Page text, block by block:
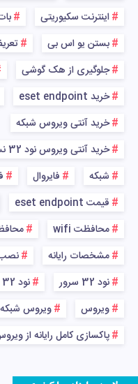
اینترنت سکیوریتی
بستن یو اس بی
جلوگیری از هک گوشی
خرید eset endpoint
خرید آنتی ویروس شبکه
خرید آنتی ویروس نود 32 نسخه سرور
شبکه
فایروال
قیمت eset endpoint
محافظت wifi
مشخصات رایانه
نصب
نود 32 سرور
نود 32 موبایل
ویروس
ویروس شبکه
پاکسازی کامل رایانه از